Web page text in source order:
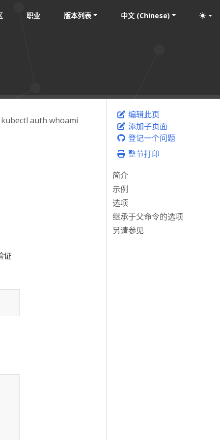
职业 版本列表 中文 (Chinese)
编辑此页
添加子页面
登记一个问题
整节打印
简介
示例
选项
继承于父命令的选项
另请参见
kubectl auth whoami
证